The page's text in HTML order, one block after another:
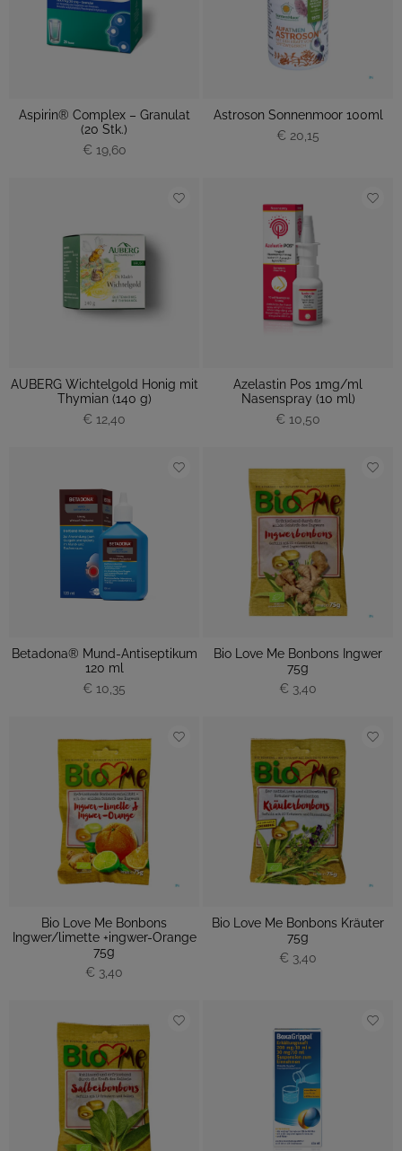
Aspirin® Complex – Granulat
(20 Stk.)
€ 19,60
Astroson Sonnenmoor 100ml
€ 20,15
AUBERG Wichtelgold Honig mit
Thymian (140 g)
€ 12,40
Azelastin Pos 1mg/ml
Nasenspray (10 ml)
€ 10,50
Betadona® Mund-Antiseptikum
120 ml
€ 10,35
Bio Love Me Bonbons Ingwer
75g
€ 3,40
Bio Love Me Bonbons
Ingwer/limette +ingwer-Orange
75g
€ 3,40
Bio Love Me Bonbons Kräuter
75g
€ 3,40